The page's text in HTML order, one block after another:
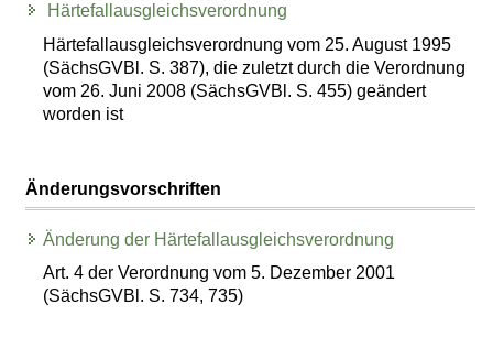
Härtefallausgleichsverordnung
Härtefallausgleichsverordnung vom 25. August 1995
(SächsGVBl. S. 387), die zuletzt durch die Verordnung
vom 26. Juni 2008 (SächsGVBl. S. 455) geändert
worden ist
Änderungsvorschriften
Änderung der Härtefallausgleichsverordnung
Art. 4 der Verordnung vom 5. Dezember 2001
(SächsGVBl. S. 734, 735)